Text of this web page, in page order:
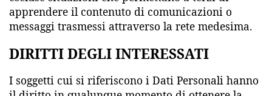
apprendere il contenuto di comunicazioni o
messaggi trasmessi attraverso la rete medesima.
DIRITTI DEGLI INTERESSATI
I soggetti cui si riferiscono i Dati Personali hanno